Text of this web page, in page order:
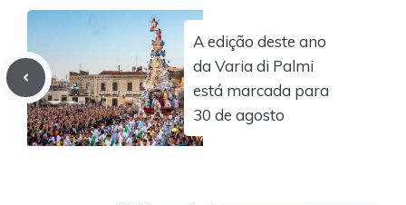
A edição deste ano
da Varia di Palmi
está marcada para
30 de agosto